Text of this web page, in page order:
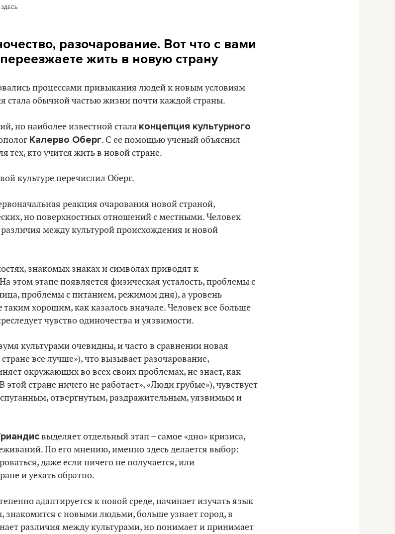
разочарование. Вот что с вами
жить в новую страну
процессами привыкания людей к новым условиям
стала обычной частью жизни почти каждой страны.
но наиболее известной стала концепция культурного
Калерво Оберг. С ее помощью ученый объяснил
тех, кто учится жить в новой стране.
культуре перечислил Оберг.
реакция очарования новой страной,
но поверхностных отношений с местными. Человек
между культурой происхождения и новой
знакомых знаках и символах приводят к
этом этапе появляется физическая усталость, проблемы с
проблемы с питанием, режимом дня), а уровень
хорошим, как казалось вначале. Человек все больше
чувство одиночества и уязвимости.
культурами очевидны, и часто в сравнении новая
все лучше»), что вызывает разочарование,
окружающих во всех своих проблемах, не знает, как
этой стране ничего не работает», «Люди грубые»), чувствует
отвергнутым, раздражительным, уязвимым и
выделяет отдельный этап – самое «дно» кризиса,
По его мнению, именно здесь делается выбор:
даже если ничего не получается, или
и уехать обратно.
адаптируется к новой среде, начинает изучать язык
с новыми людьми, больше узнает город, в
различия между культурами, но понимает и принимает